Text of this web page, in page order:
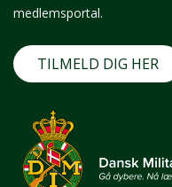
medlemsportal.
TILMELD DIG HER